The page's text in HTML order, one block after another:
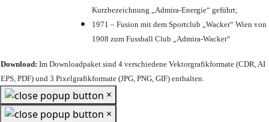
Kurzbezeichnung „Admira-Energie“ geführt;
1971 – Fusion mit dem Sportclub „Wacker“ Wien von
1908 zum Fussball Club „Admira-Wacker“
Download: Im Downloadpaket sind 4 verschiedene Vektorgrafikformate (CDR, AI
EPS, PDF) und 3 Pixelgrafikformate (JPG, PNG, GIF) enthalten.
×
×